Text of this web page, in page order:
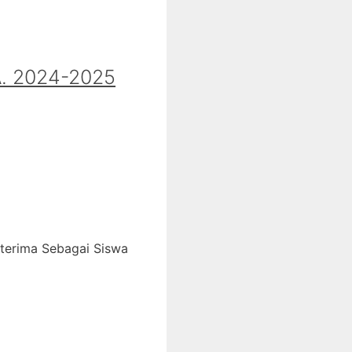
2024-2025
Sebagai Siswa